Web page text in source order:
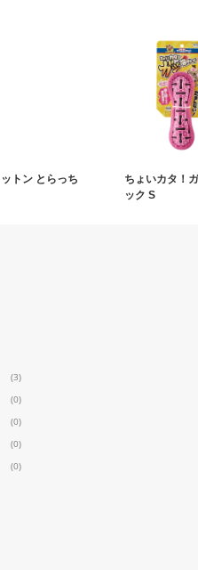
トン とらっち
ちょいカタ！
ック S
(3)
(0)
(0)
(0)
(0)